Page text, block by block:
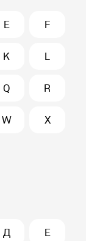
E F
K L
Q R
W X
Д Е